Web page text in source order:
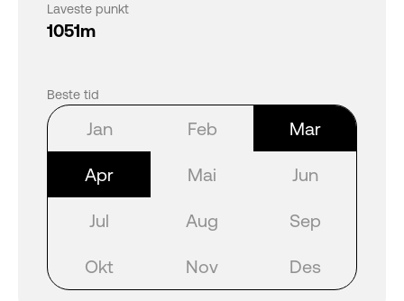
Laveste punkt
1051m
Beste tid
Jan Feb Mar
Apr Mai Jun
Jul Aug Sep
Okt Nov Des